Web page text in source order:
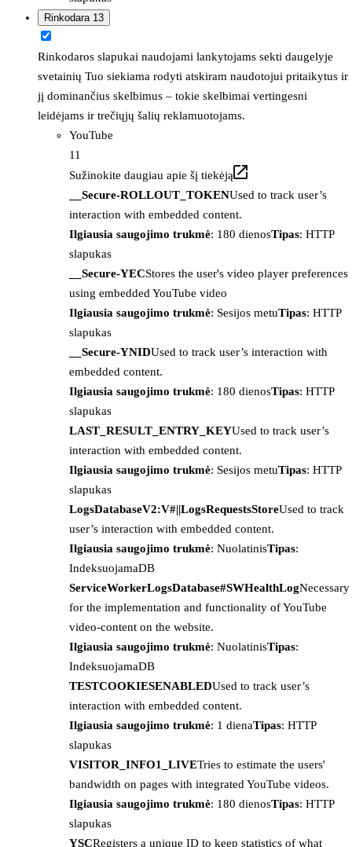
Rinkodara 13
Rinkodaros slapukai naudojami lankytojams sekti daugelyje
svetainių Tuo siekiama rodyti atskiram naudotojui pritaikytus ir
jį dominančius skelbimus – tokie skelbimai vertingesni
leidėjams ir trečiųjų šalių reklamuotojams.
YouTube
11
Sužinokite daugiau apie šį tiekėją
__Secure-ROLLOUT_TOKENUsed to track user’s
interaction with embedded content.
Ilgiausia saugojimo trukmė: 180 dienosTipas: HTTP
slapukas
__Secure-YECStores the user's video player preferences
using embedded YouTube video
Ilgiausia saugojimo trukmė: Sesijos metuTipas: HTTP
slapukas
__Secure-YNIDUsed to track user’s interaction with
embedded content.
Ilgiausia saugojimo trukmė: 180 dienosTipas: HTTP
slapukas
LAST_RESULT_ENTRY_KEYUsed to track user’s
interaction with embedded content.
Ilgiausia saugojimo trukmė: Sesijos metuTipas: HTTP
slapukas
LogsDatabaseV2:V#||LogsRequestsStoreUsed to track
user’s interaction with embedded content.
Ilgiausia saugojimo trukmė: NuolatinisTipas:
IndeksuojamaDB
ServiceWorkerLogsDatabase#SWHealthLogNecessary
for the implementation and functionality of YouTube
video-content on the website.
Ilgiausia saugojimo trukmė: NuolatinisTipas:
IndeksuojamaDB
TESTCOOKIESENABLEDUsed to track user’s
interaction with embedded content.
Ilgiausia saugojimo trukmė: 1 dienaTipas: HTTP
slapukas
VISITOR_INFO1_LIVETries to estimate the users'
bandwidth on pages with integrated YouTube videos.
Ilgiausia saugojimo trukmė: 180 dienosTipas: HTTP
slapukas
YSCRegisters a unique ID to keep statistics of what